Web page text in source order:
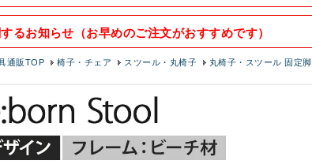
るお知らせ（お早めのご注文がおすすめです）
通販TOP 椅子・チェア スツール・丸椅子 丸椅子・スツール 固定脚